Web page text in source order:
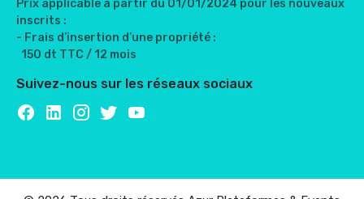
Prix applicable à partir du 01/01/2024 pour les nouveaux
inscrits :
- Frais d’insertion d’une propriété :
150 dt TTC / 12 mois
Suivez-nous sur les réseaux sociaux